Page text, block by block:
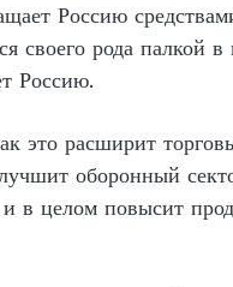
Россию
своего рода палкой в
Россию.
расширит
оборонный
и в целом повысит